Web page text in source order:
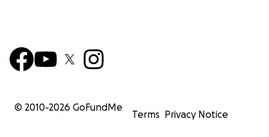
© 2010-2026 GoFundMe
Terms Privacy Notice